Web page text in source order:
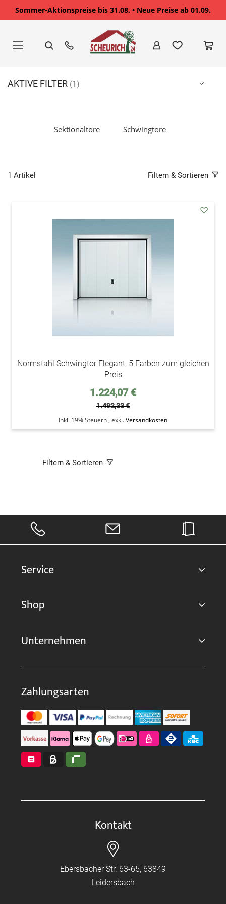
Sommer-Aktionspreise bis 31.08. • Neue Preise ab 01.09.
springen
Sektionaltore Schwingtore
1 Artikel Filtern & Sortieren
Normstahl Schwingtor Elegant, 5 Farben zum gleichen
Preis
Sonderpreis
1.224,07 €
1.492,33 €
Inkl. 19% Steuern , exkl.Versandkosten
Filtern & Sortieren
AKTIVE FILTER
Service
Shop
Unternehmen
Zahlungsarten
Kontakt
Ebersbacher Str. 63-65, 63849
Leidersbach